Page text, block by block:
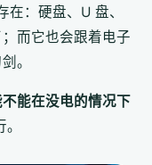
：硬盘、U 盘、
而它也会跟着电子
。
能在没电的情况下